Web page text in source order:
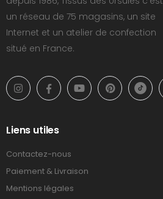
un réseau de 75 magasins, un site
Internet et un atelier de confection
situé en France.
Liens utiles
Contactez-nous
Paiement & Livraison
Mentions légales